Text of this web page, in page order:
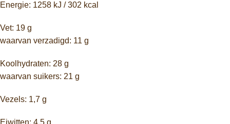
Energie: 1258 kJ / 302 kcal
Vet: 19 g
waarvan verzadigd: 11 g
Koolhydraten: 28 g
waarvan suikers: 21 g
Vezels: 1,7 g
Eiwitten: 4,5 g